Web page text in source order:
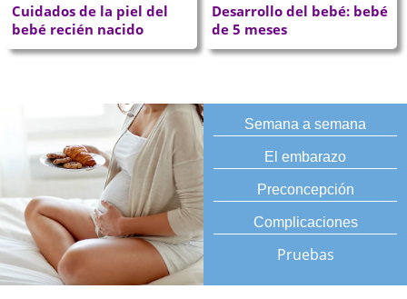
Cuidados de la piel del
bebé recién nacido
Desarrollo del bebé: bebé
de 5 meses
Semana a semana
El embarazo
Preconcepción
Complicaciones
Pruebas